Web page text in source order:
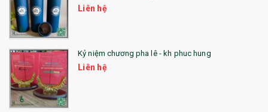
Liên hệ
Kỷ niệm chương pha lê - kh phuc hung
Liên hệ